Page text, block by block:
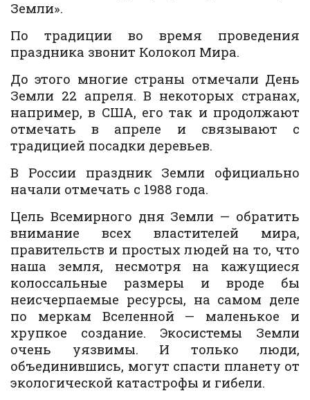
Земли».
По традиции во время проведения
праздника звонит Колокол Мира.
До этого многие страны отмечали День
Земли 22 апреля. В некоторых странах,
например, в США, его так и продолжают
отмечать в апреле и связывают с
традицией посадки деревьев.
В России праздник Земли официально
начали отмечать с 1988 года.
Цель Всемирного дня Земли — обратить
внимание всех властителей мира,
правительств и простых людей на то, что
наша земля, несмотря на кажущиеся
колоссальные размеры и вроде бы
неисчерпаемые ресурсы, на самом деле
по меркам Вселенной — маленькое и
хрупкое создание. Экосистемы Земли
очень уязвимы. И только люди,
объединившись, могут спасти планету от
экологической катастрофы и гибели.